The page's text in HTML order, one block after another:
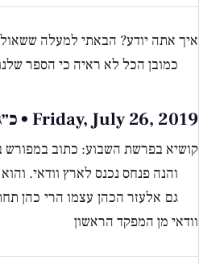
איך אתה יודע? הבאתי למעלה
כמובן הכל לא ראיה כי הספר
Friday, July 26, 2019 • כ״ג תמוז תשע״ט
קושיא בפרשת השבוע: כתוב במפורש
והנה פנחס נכנס לארץ וודאי.
גם אלעזר הכהן עצמו הרי כהן
וודאי מן המפקד הראשון